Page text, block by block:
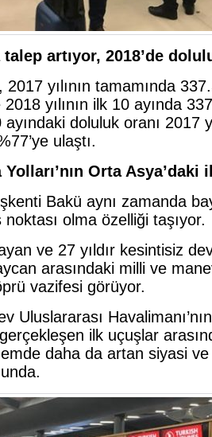
artıyor, 2018’de
yılının tamamında
yılının ilk 10 ayında
ayındaki doluluk oranı 2017
ulaştı.
Orta Asya’daki
Bakü aynı zamanda
noktası olma özelliği taşıyor.
ve 27 yıldır kesintisiz
arasındaki milli ve
vazifesi görüyor.
Uluslararası
ilk uçuşlar
daha da artan siyasi